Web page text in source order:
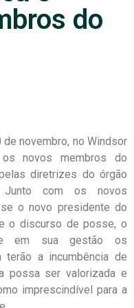
do
novembro, no Windsor
os novos membros do
diretrizes do órgão
Junto com os novos
o novo presidente do
o discurso de posse, o
em sua gestão os
terão a incumbência de
possa ser valorizada e
imprescindível para a